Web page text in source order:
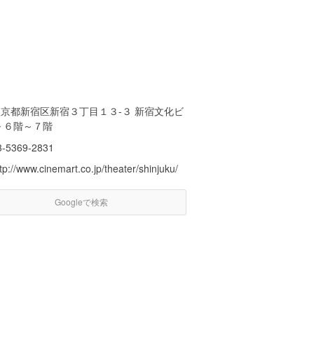
都新宿区新宿３丁目１３-３ 新宿文化ビ
６階～７階
5369-2831
www.cinemart.co.jp/theater/shinjuku/
Googleで検索